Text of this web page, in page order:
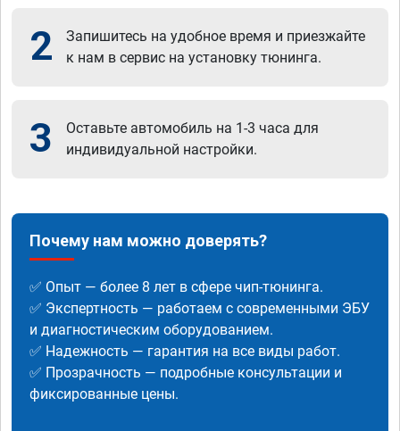
2
Запишитесь на удобное время и приезжайте
к нам в сервис на установку тюнинга.
3
Оставьте автомобиль на 1-3 часа для
индивидуальной настройки.
Почему нам можно доверять?
✅ Опыт — более 8 лет в сфере чип-тюнинга.
✅ Экспертность — работаем с современными ЭБУ
и диагностическим оборудованием.
✅ Надежность — гарантия на все виды работ.
✅ Прозрачность — подробные консультации и
фиксированные цены.